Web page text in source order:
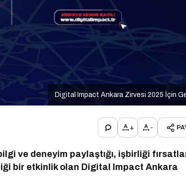
Digital Impact Ankara Zirvesi 2025 İçin
+ -
ve deneyim paylaştığı, işbirliği
bir etkinlik olan Digital Impact Ankara